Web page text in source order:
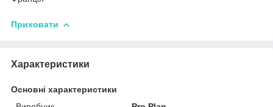
Приховати
Характеристики
Основні характеристики